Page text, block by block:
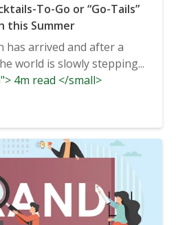
To-Go or “Go-Tails”
this Summer
has arrived and after a
world is slowly stepping...
4m read </small>